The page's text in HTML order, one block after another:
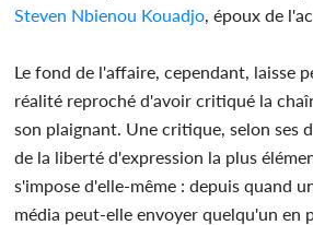
Steven Nbienou Kouadjo , époux de
Le fond de l'affaire, cependant, laisse
réalité reproché d'avoir critiqué la
son plaignant. Une critique, selon ses
de la liberté d'expression la plus
s'impose d'elle-même : depuis quand
média peut-elle envoyer quelqu'un en